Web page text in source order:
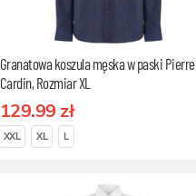
Granatowa koszula męska w paski Pierre
Cardin, Rozmiar XL
129.99 zł
XXL XL L